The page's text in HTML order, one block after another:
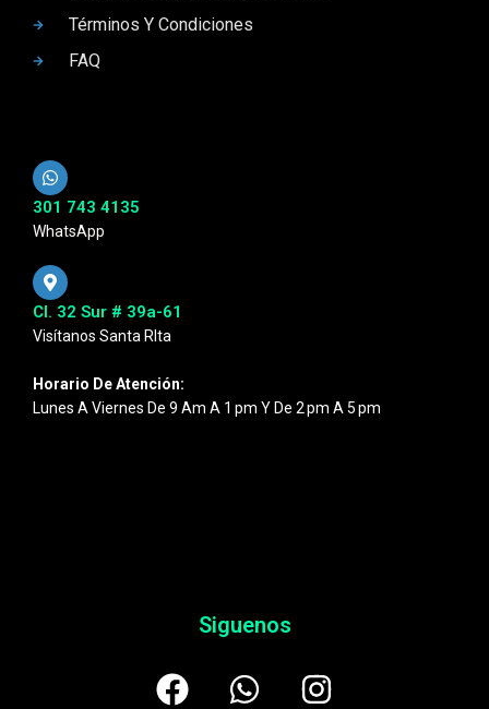
Términos Y Condiciones
FAQ
301 743 4135
WhatsApp
Cl. 32 Sur # 39a-61
Visítanos Santa RIta
Horario De Atención:
Lunes A Viernes De 9 Am A 1 Pm Y De 2 Pm A 5 Pm
Siguenos